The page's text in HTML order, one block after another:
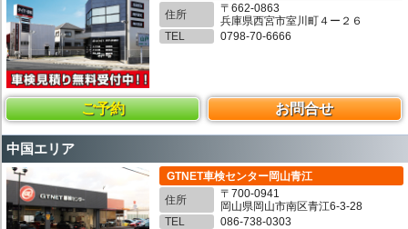
住所
〒662-0863
兵庫県西宮市室川町４ー２６
TEL
0798-70-6666
ご予約 お問合せ
中国エリア
GTNET車検センター岡山青江
住所
〒700-0941
岡山県岡山市南区青江6-3-28
TEL
086-738-0303